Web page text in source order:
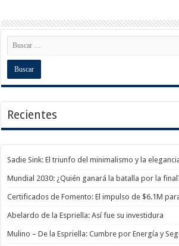
Recientes
Sadie Sink: El triunfo del minimalismo y la
Mundial 2030: ¿Quién ganará la batalla por la
Certificados de Fomento: El impulso de $6.1M
Abelardo de la Espriella: Así fue su investidura
Mulino – De la Espriella: Cumbre por Energía y